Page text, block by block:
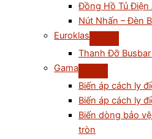
Đồng Hồ Tủ Điện
Nút Nhấn – Đèn
Euroklas
Thanh Đỡ
Gama
Biến áp cách ly
Biến áp cách ly
Biến dòng bảo
tròn